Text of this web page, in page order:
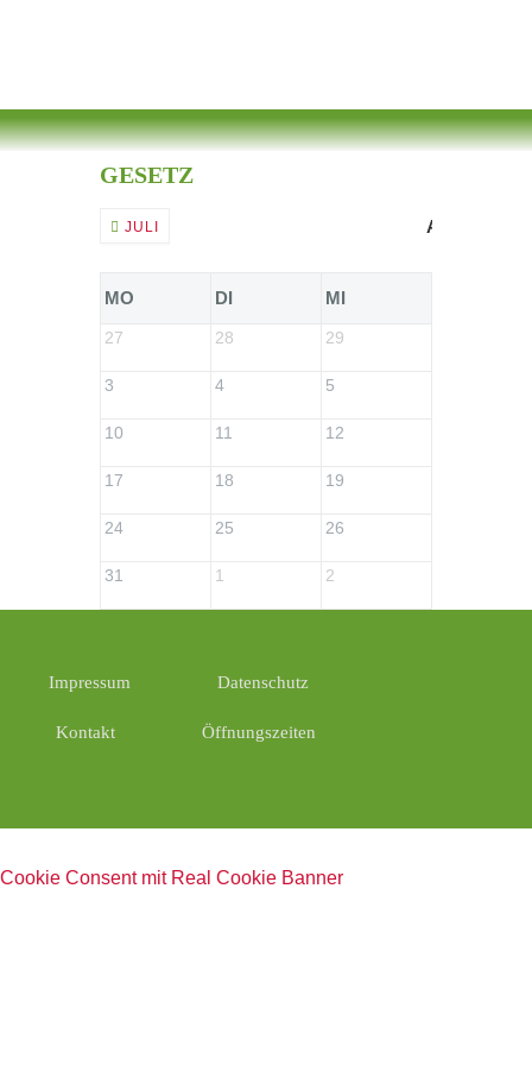
GESETZ
JULI AUGUST
MO DI MI
27 28 29
3 4 5
10 11 12
17 18 19
24 25 26
31 1 2
Impressum Datenschutz
Kontakt Öffnungszeiten
Cookie Consent mit Real Cookie Banner